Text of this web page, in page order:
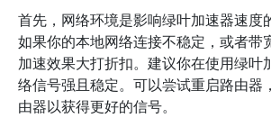
首先，网络环境是影响绿叶加速器速度
如果你的本地网络连接不稳定，或者带
加速效果大打折扣。建议你在使用绿叶
络信号强且稳定。可以尝试重启路由器
由器以获得更好的信号。